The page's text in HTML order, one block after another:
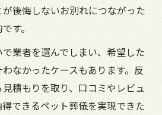
後悔しないお別れにつながった
す。
業者を選んでしまい、希望した
なかったケースもあります。反
積もりを取り、口コミやレビュ
できるペット葬儀を実現できた